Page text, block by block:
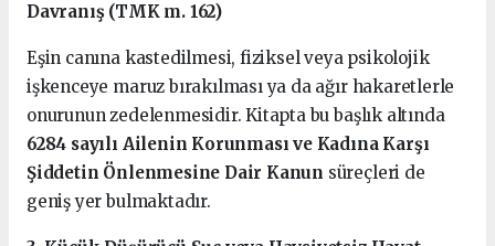
Davranış (TMK m. 162)
Eşin canına kastedilmesi, fiziksel veya psikolojik
işkenceye maruz bırakılması ya da ağır hakaretlerle
onurunun zedelenmesidir. Kitapta bu başlık altında
6284 sayılı Ailenin Korunması ve Kadına Karşı
Şiddetin Önlenmesine Dair Kanun süreçleri de
geniş yer bulmaktadır.